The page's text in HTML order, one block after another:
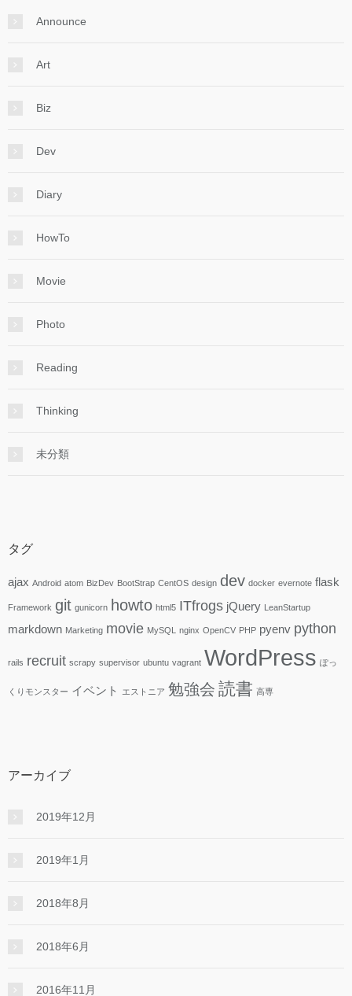
Announce
Art
Biz
Dev
Diary
HowTo
Movie
Photo
Reading
Thinking
未分類
タグ
ajax Android atom BizDev BootStrap CentOS design dev docker evernote flask
Framework git gunicorn howto html5 ITfrogs jQuery LeanStartup
markdown Marketing movie MySQL nginx OpenCV PHP pyenv python
rails recruit scrapy supervisor ubuntu vagrant WordPress ぽっ
くりモンスター イベント エストニア 勉強会 読書 高専
アーカイブ
2019年12月
2019年1月
2018年8月
2018年6月
2016年11月